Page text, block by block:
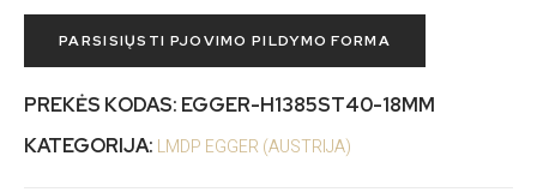
PARSISIŲSTI PJOVIMO PILDYMO FORMA
PREKĖS KODAS: EGGER-H1385ST40-18MM
KATEGORIJA: LMDP EGGER (AUSTRIJA)